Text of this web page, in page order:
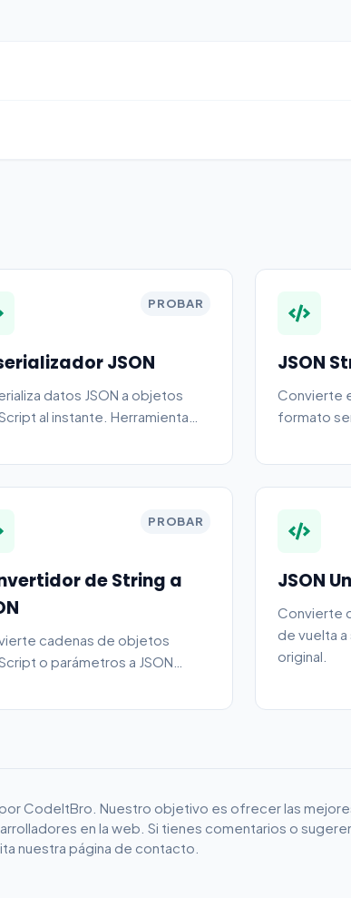
PROBAR
JSON
datos JSON a objetos
al instante. Herramienta
JSON
Convierte
formato
PROBAR
de String a
cadenas de objetos
o parámetros a JSON
JSON
Convierte
de vuelta
original.
por CodeItBro. Nuestro objetivo es ofrecer las
en la web. Si tienes comentarios o
nuestra página de contacto.